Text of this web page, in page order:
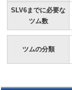
SLV6までに必要な
ツム数
ツムの分類